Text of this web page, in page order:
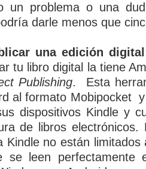
un problema o una
darle menos que
una edición digital
tu libro digital la tiene
Publishing. Esta
al formato Mobipocket
dispositivos Kindle y
de libros electrónicos.
Kindle no están
se leen perfectamente